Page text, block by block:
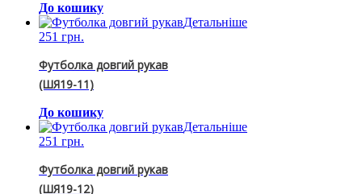
До кошику
Детальніше
251 грн.
Футболка довгий рукав
(ШЯ19-11)
До кошику
Детальніше
251 грн.
Футболка довгий рукав
(ШЯ19-12)